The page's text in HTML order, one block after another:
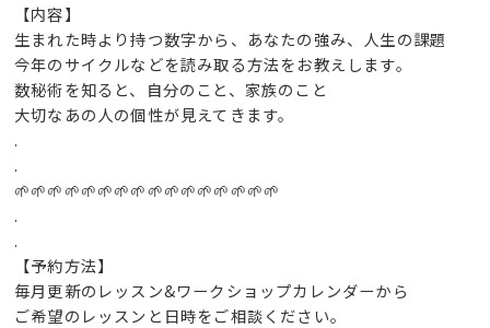
【内容】
生まれた時より持つ数字から、あなたの強み、人生の課題
今年のサイクルなどを読み取る方法をお教えします。
数秘術を知ると、自分のこと、家族のこと
大切なあの人の個性が見えてきます。
.
.
🌱🌱🌱🌱🌱🌱🌱🌱🌱🌱🌱🌱🌱🌱🌱🌱
.
.
【予約方法】
毎月更新のレッスン&ワークショップカレンダーから
ご希望のレッスンと日時をご相談ください。